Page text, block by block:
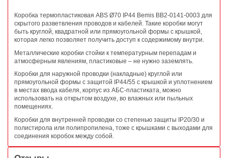
Коробка термопластиковая ABS Ø70 IP44 Bemis BB2-0141-0003 для
скрытого разветвления проводов и кабелей. Такие коробки могут
быть круглой, квадратной или прямоугольной формы с крышкой,
которая легко позволяет получить доступ к содержимому внутри.
Металлические коробки стойки к температурным перепадам и
атмосферным явлениям, пластиковые – не нужно заземлять.
Коробки для наружной проводки (накладные) круглой или
прямоугольной формы с защитой IP44/55 с крышкой и уплотнением
в местах ввода кабеля, корпус из АБС-пластиката, можно
использовать на открытом воздухе, во влажных или пыльных
помещениях.
Коробки для внутренней проводки со степенью защиты IP20/30 и
полистирола или полипропилена, тоже с крышками с выходами для
соединения коробок между собой.